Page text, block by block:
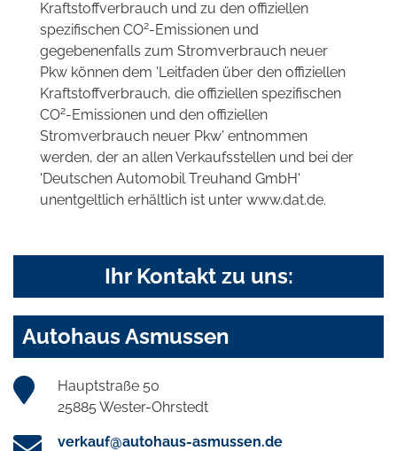
Kraftstoffverbrauch und zu den offiziellen
spezifischen CO2-Emissionen und
gegebenenfalls zum Stromverbrauch neuer
Pkw können dem 'Leitfaden über den offiziellen
Kraftstoffverbrauch, die offiziellen spezifischen
CO2-Emissionen und den offiziellen
Stromverbrauch neuer Pkw' entnommen
werden, der an allen Verkaufsstellen und bei der
'Deutschen Automobil Treuhand GmbH'
unentgeltlich erhältlich ist unter www.dat.de.
Ihr Kontakt zu uns:
Autohaus Asmussen
Hauptstraße 50
25885 Wester-Ohrstedt
verkauf@autohaus-asmussen.de